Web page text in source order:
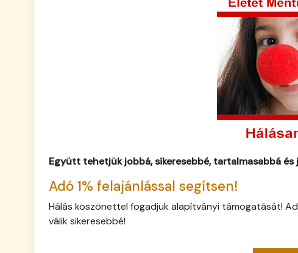
Együtt tehetjük jobbá, sikeresebbé, tartalmasabbá
Adó 1% felajánlással segítsen!
Hálás köszönettel fogadjuk alapítványi támogatását!
válik sikeresebbé!